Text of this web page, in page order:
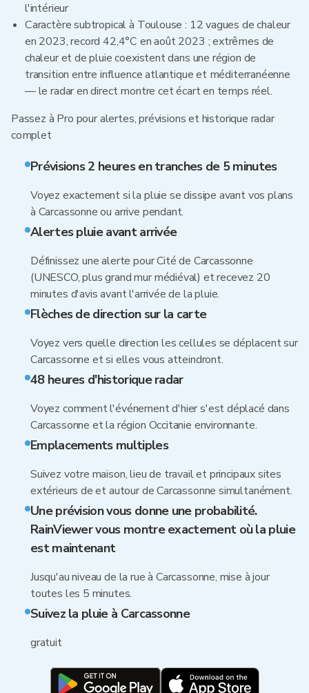
l'intérieur
Caractère subtropical à Toulouse : 12 vagues de chaleur
en 2023, record 42,4°C en août 2023 ; extrêmes de
chaleur et de pluie coexistent dans une région de
transition entre influence atlantique et méditerranéenne
— le radar en direct montre cet écart en temps réel.
Passez à Pro pour alertes, prévisions et historique radar
complet
Prévisions 2 heures en tranches de 5 minutes
Voyez exactement si la pluie se dissipe avant vos plans
à Carcassonne ou arrive pendant.
Alertes pluie avant arrivée
Définissez une alerte pour Cité de Carcassonne
(UNESCO, plus grand mur médiéval) et recevez 20
minutes d'avis avant l'arrivée de la pluie.
Flèches de direction sur la carte
Voyez vers quelle direction les cellules se déplacent sur
Carcassonne et si elles vous atteindront.
48 heures d'historique radar
Voyez comment l'événement d'hier s'est déplacé dans
Carcassonne et la région Occitanie environnante.
Emplacements multiples
Suivez votre maison, lieu de travail et principaux sites
extérieurs de et autour de Carcassonne simultanément.
Une prévision vous donne une probabilité.
RainViewer vous montre exactement où la pluie
est maintenant
Jusqu'au niveau de la rue à Carcassonne, mise à jour
toutes les 5 minutes.
Suivez la pluie à Carcassonne
gratuit